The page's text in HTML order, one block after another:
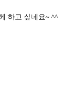
하고 싶네요~ ^^